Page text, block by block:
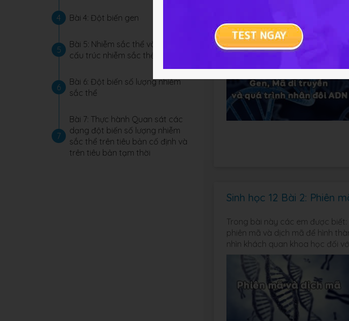
4 Bài 4: Đột biến gen
5
Bài 5: Nhiễm sắc thể và đột biến
cấu trúc nhiễm sắc thể
6
Bài 6: Đột biến số lượng nhiễm
sắc thể
7
Bài 7: Thực hành Quan sát các
dạng đột biến số lượng nhiễm
sắc thể trên tiêu bản cố định và
trên tiêu bản tạm thời
Trong bài này các em được làm
trúc, các đặc trưng cơ bản của
trình tự nhân đôi của ADN làm
Sinh học 12 Bài 2: Phiên
Trong bài này các em được
phiên mã và dịch mã để hình
nhìn khách quan khoa học đối